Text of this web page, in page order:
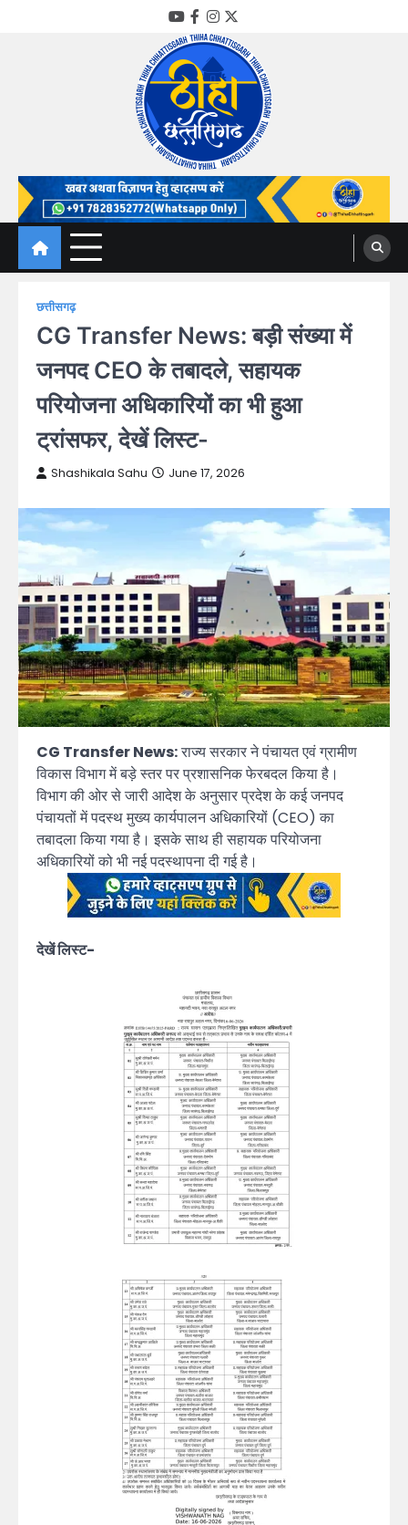
YouTube
Facebook
Instagram
Twitter
Thiha Chhattisgarh
गोठ जन-जन के
छत्तीसगढ़
CG Transfer News: बड़ी संख्या में
जनपद CEO के तबादले, सहायक
परियोजना अधिकारियों का भी हुआ
ट्रांसफर, देखें लिस्ट-
Shashikala Sahu June 17, 2026
CG Transfer News:राज्य सरकार ने पंचायत एवं ग्रामीण
विकास विभाग में बड़े स्तर पर प्रशासनिक फेरबदल किया है।
विभाग की ओर से जारी आदेश के अनुसार प्रदेश के कई जनपद
पंचायतों में पदस्थ मुख्य कार्यपालन अधिकारियों (CEO) का
तबादला किया गया है। इसके साथ ही सहायक परियोजना
अधिकारियों को भी नई पदस्थापना दी गई है।
देखें लिस्ट-